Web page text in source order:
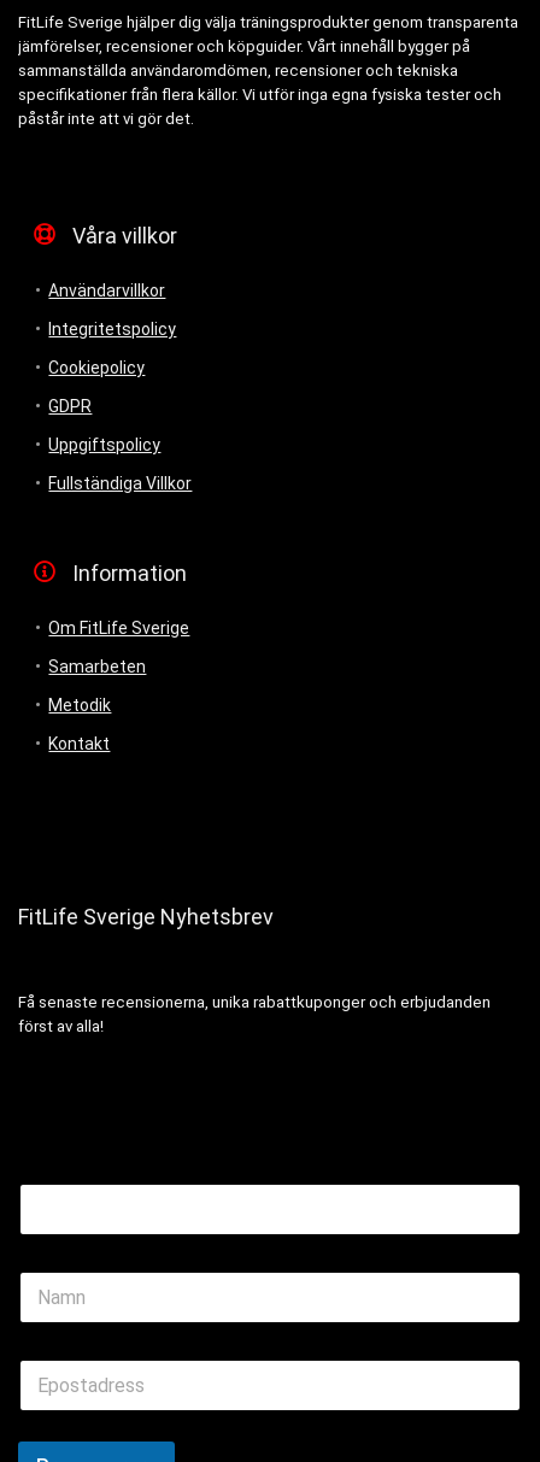
FitLife Sverige hjälper dig välja träningsprodukter genom transparenta
jämförelser, recensioner och köpguider. Vårt innehåll bygger på
sammanställda användaromdömen, recensioner och tekniska
specifikationer från flera källor. Vi utför inga egna fysiska tester och
påstår inte att vi gör det.
Våra villkor
Användarvillkor
Integritetspolicy
Cookiepolicy
GDPR
Uppgiftspolicy
Fullständiga Villkor
Information
Om FitLife Sverige
Samarbeten
Metodik
Kontakt
FitLife Sverige Nyhetsbrev
Få senaste recensionerna, unika rabattkuponger och erbjudanden
först av alla!
N
m
E
a
i